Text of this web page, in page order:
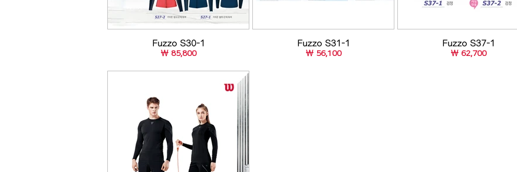
Fuzzo S30-1
￦ 85,800
Fuzzo S31-1
￦ 56,100
Fuzzo S37-1
￦ 62,700